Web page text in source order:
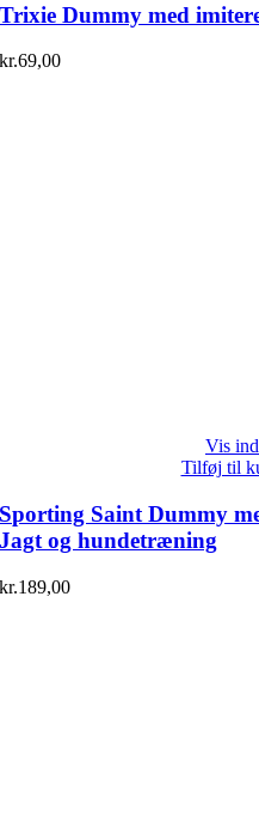
Trixie Dummy med
kr.69,00
Vis
Tilføj til
Sporting Saint Dummy
Jagt og hundetræning
kr.189,00